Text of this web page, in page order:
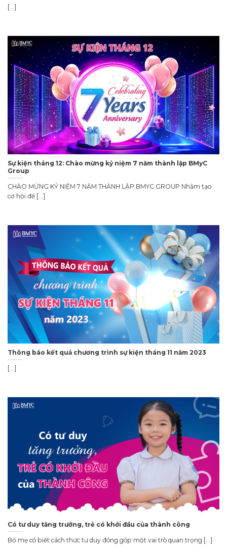
[...]
Sự kiện tháng 12: Chào mừng kỷ niệm 7 năm thành lập BMyC
Group
CHÀO MỪNG KỶ NIỆM 7 NĂM THÀNH LẬP BMYC GROUP Nhằm tạo
cơ hội để [...]
Thông báo kết quả chương trình sự kiện tháng 11 năm 2023
[...]
Có tư duy tăng trưởng, trẻ có khởi đầu của thành công
Bố mẹ có biết cách thức tư duy đóng góp một vai trò quan trọng [...]